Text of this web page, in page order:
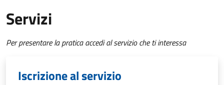
Servizi
Per presentare la pratica accedi al servizio che ti interessa
Iscrizione al servizio